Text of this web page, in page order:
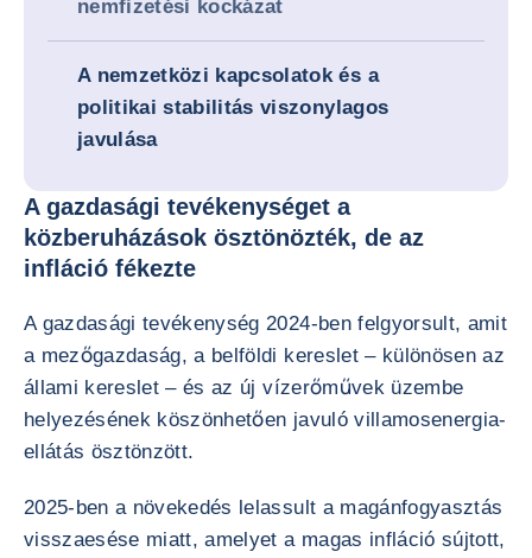
nemfizetési kockázat
A nemzetközi kapcsolatok és a
politikai stabilitás viszonylagos
javulása
A gazdasági tevékenységet a
közberuházások ösztönözték, de az
infláció fékezte
A gazdasági tevékenység 2024-ben felgyorsult, amit
a mezőgazdaság, a belföldi kereslet – különösen az
állami kereslet – és az új vízerőművek üzembe
helyezésének köszönhetően javuló villamosenergia-
ellátás ösztönzött.
2025-ben a növekedés lelassult a magánfogyasztás
visszaesése miatt, amelyet a magas infláció sújtott,